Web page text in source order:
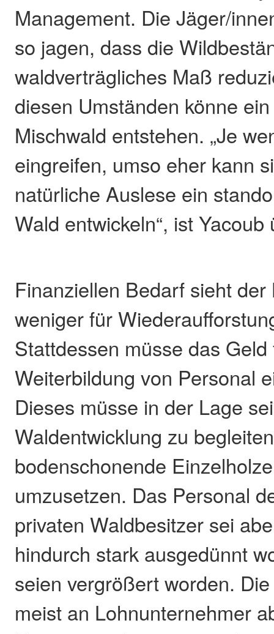
Management. Die Jäger/
so jagen, dass die
waldverträgliches Maß
diesen Umständen könne
Mischwald entstehen. „Je
eingreifen, umso eher kann
natürliche Auslese ein
Wald entwickeln“, ist
Finanziellen Bedarf sieht der
weniger für
Stattdessen müsse das
Weiterbildung von Personal
Dieses müsse in der Lage
Waldentwicklung zu
bodenschonende
umzusetzen. Das Personal
privaten Waldbesitzer sei
hindurch stark ausgedünnt
seien vergrößert worden.
meist an Lohnunternehmer